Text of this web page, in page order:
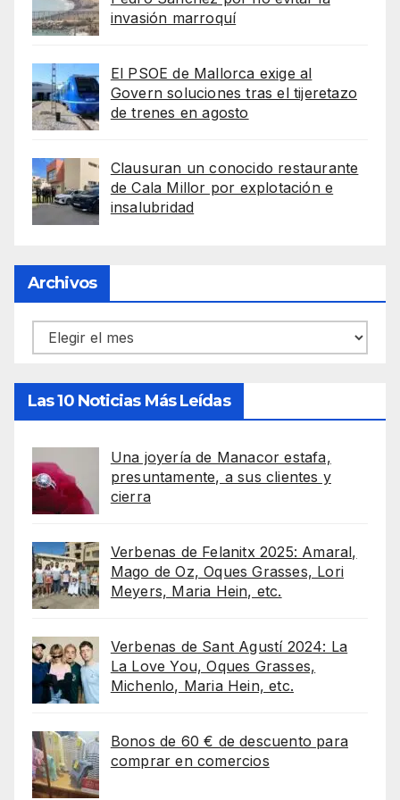
invasión marroquí
El PSOE de Mallorca exige al
Govern soluciones tras el tijeretazo
de trenes en agosto
Clausuran un conocido restaurante
de Cala Millor por explotación e
insalubridad
Archivos
Archivos
Las 10 Noticias Más Leídas
Una joyería de Manacor estafa,
presuntamente, a sus clientes y
cierra
Verbenas de Felanitx 2025: Amaral,
Mago de Oz, Oques Grasses, Lori
Meyers, Maria Hein, etc.
Verbenas de Sant Agustí 2024: La
La Love You, Oques Grasses,
Michenlo, Maria Hein, etc.
Bonos de 60 € de descuento para
comprar en comercios